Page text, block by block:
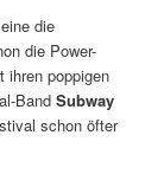
die
die Power-
ihren poppigen
BandSubway
schon öfter